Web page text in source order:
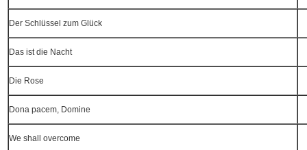
Der Schlüssel zum Glück
Das ist die Nacht
Die Rose
Dona pacem, Domine
We shall overcome